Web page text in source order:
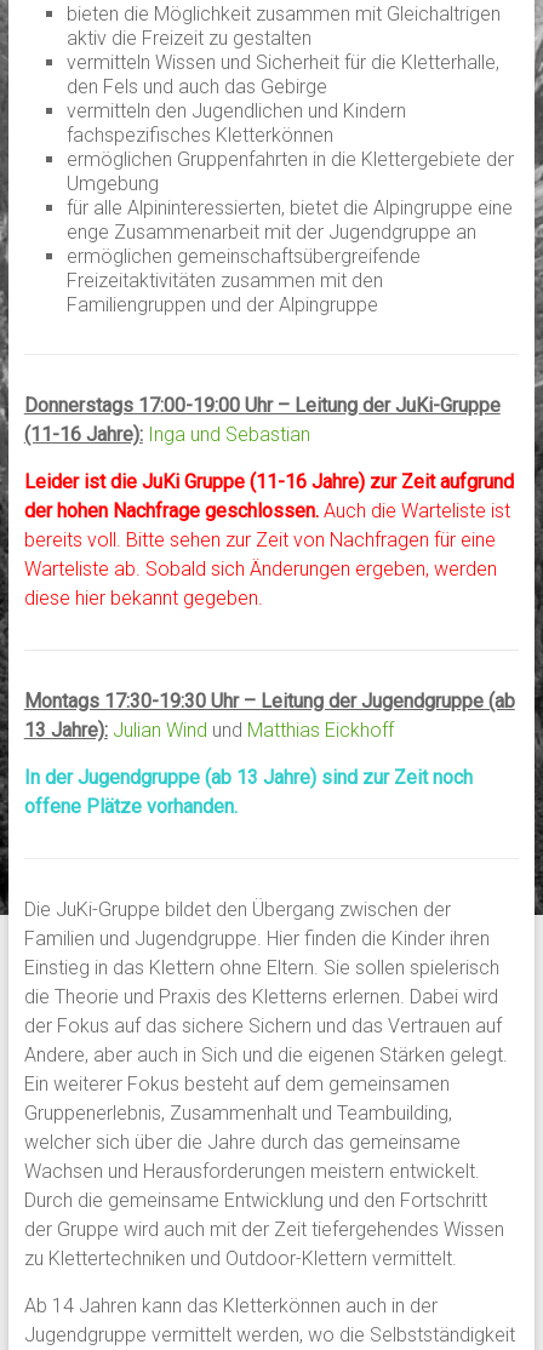
bieten die Möglichkeit zusammen mit Gleichaltrigen
aktiv die Freizeit zu gestalten
vermitteln Wissen und Sicherheit für die Kletterhalle,
den Fels und auch das Gebirge
vermitteln den Jugendlichen und Kindern
fachspezifisches Kletterkönnen
ermöglichen Gruppenfahrten in die Klettergebiete der
Umgebung
für alle Alpininteressierten, bietet die Alpingruppe eine
enge Zusammenarbeit mit der Jugendgruppe an
ermöglichen gemeinschaftsübergreifende
Freizeitaktivitäten zusammen mit den
Familiengruppen und der Alpingruppe
Donnerstags 17:00-19:00 Uhr – Leitung der JuKi-Gruppe
(11-16 Jahre): Inga und Sebastian
Leider ist die JuKi Gruppe (11-16 Jahre) zur Zeit aufgrund
der hohen Nachfrage geschlossen.Auch die Warteliste ist
bereits voll. Bitte sehen zur Zeit von Nachfragen für eine
Warteliste ab. Sobald sich Änderungen ergeben, werden
diese hier bekannt gegeben.
Montags 17:30-19:30 Uhr – Leitung der Jugendgruppe (ab
13 Jahre): Julian Wind und Matthias Eickhoff
In der Jugendgruppe (ab 13 Jahre) sind zur Zeit noch
offene Plätze vorhanden.
Die JuKi-Gruppe bildet den Übergang zwischen der
Familien und Jugendgruppe. Hier finden die Kinder ihren
Einstieg in das Klettern ohne Eltern. Sie sollen spielerisch
die Theorie und Praxis des Kletterns erlernen. Dabei wird
der Fokus auf das sichere Sichern und das Vertrauen auf
Andere, aber auch in Sich und die eigenen Stärken gelegt.
Ein weiterer Fokus besteht auf dem gemeinsamen
Gruppenerlebnis, Zusammenhalt und Teambuilding,
welcher sich über die Jahre durch das gemeinsame
Wachsen und Herausforderungen meistern entwickelt.
Durch die gemeinsame Entwicklung und den Fortschritt
der Gruppe wird auch mit der Zeit tiefergehendes Wissen
zu Klettertechniken und Outdoor-Klettern vermittelt.
Ab 14 Jahren kann das Kletterkönnen auch in der
Jugendgruppe vermittelt werden, wo die Selbstständigkeit